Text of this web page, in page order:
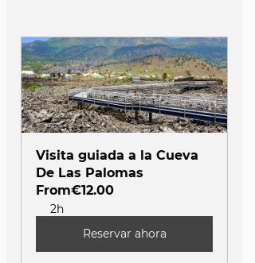
Visita guiada a la Cueva
De Las Palomas
From€12.00
2h
Reservar ahora